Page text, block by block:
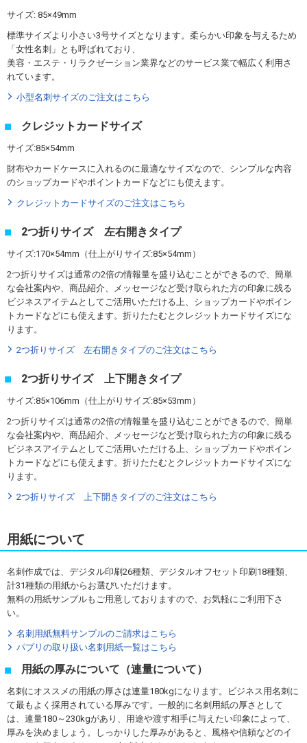
サイズ: 85×49mm
標準サイズより小さい3号サイズとなります。柔らかい印象を与えるため
「女性名刺」とも呼ばれており、
美容・エステ・リラクゼーション業界などのサービス業で幅広く利用さ
れています。
小型名刺サイズのご注文はこちら
クレジットカードサイズ
サイズ:85×54mm
財布やカードケースに入れるのに最適なサイズなので、シンプルな内容
のショップカードやポイントカードなどにも使えます。
クレジットカードサイズのご注文はこちら
2つ折りサイズ 左右開きタイプ
サイズ:170×54mm（仕上がりサイズ:85×54mm）
2つ折りサイズは通常の2倍の情報量を盛り込むことができるので、簡単
な会社案内や、商品紹介、メッセージなど受け取られた方の印象に残る
ビジネスアイテムとしてご活用いただける上、ショップカードやポイン
トカードなどにも使えます。折りたたむとクレジットカードサイズにな
ります。
2つ折りサイズ 左右開きタイプのご注文はこちら
2つ折りサイズ 上下開きタイプ
サイズ:85×106mm（仕上がりサイズ:85×53mm）
2つ折りサイズは通常の2倍の情報量を盛り込むことができるので、簡単
な会社案内や、商品紹介、メッセージなど受け取られた方の印象に残る
ビジネスアイテムとしてご活用いただける上、ショップカードやポイン
トカードなどにも使えます。折りたたむとクレジットカードサイズにな
ります。
2つ折りサイズ 上下開きタイプのご注文はこちら
用紙について
名刺作成では、デジタル印刷26種類、デジタルオフセット印刷18種類、
計31種類の用紙からお選びいただけます。
無料の用紙サンプルもご用意しておりますので、お気軽にご利用下さ
い。
名刺用紙無料サンプルのご請求はこちら
パプリの取り扱い名刺用紙一覧はこちら
用紙の厚みについて（連量について）
名刺にオススメの用紙の厚さは連量180kgになります。ビジネス用名刺に
て最もよく採用されている厚みです。一般的に名刺用紙の厚さとして
は、連量180～230kgがあり、用途や渡す相手に与えたい印象によって、
厚みを決めましょう。しっかりした厚みがあると、風格や信頼などのイ